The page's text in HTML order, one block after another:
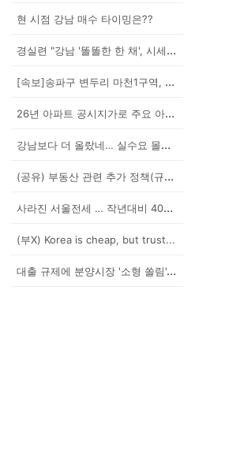
현 시점 강남 매수 타이밍은??
경실련 "강남 '똘똘한 한 채', 시세 차익 102억인...
[속보]송파구 변두리 마천1구역, 49층 랜드마크로 날...
26년 아파트 공시지가로 주요 아파트 보유세 시뮬레이션...
강남보다 더 올랐네… 실수요 몰린 이곳은?
(공유) 부동산 관련 추가 정책(규제) 발표 예상됩니다...
사라진 서울전세 … 작년대비 40% '뚝'
(부X) Korea is cheap, but trust...
대출 규제에 분양시장 '소형 쏠림'…20평 이하 경쟁률...